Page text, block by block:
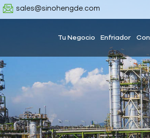
sales@sinohengde.com
Tu Negocio Enfriador